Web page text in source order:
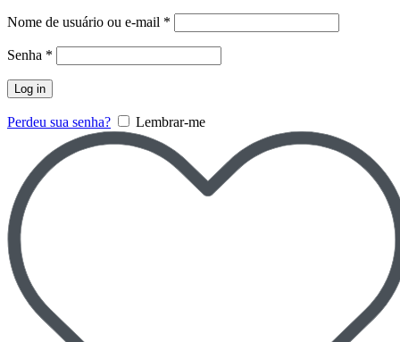
Nome de usuário ou e-mail *
Senha *
Log in
Perdeu sua senha? Lembrar-me